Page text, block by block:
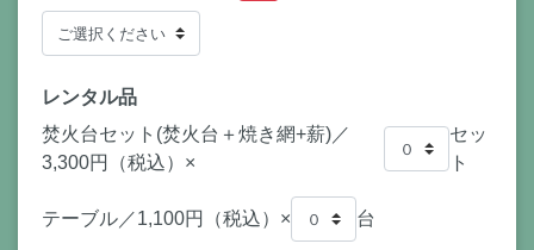
レンタル品
焚火台セット(焚火台＋焼き網+薪)／
3,300円（税込）×
セッ
ト
テーブル／1,100円（税込）× 台